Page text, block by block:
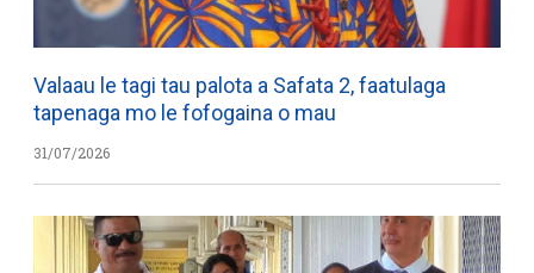
Valaau le tagi tau palota a Safata 2, faatulaga
tapenaga mo le fofogaina o mau
31/07/2026